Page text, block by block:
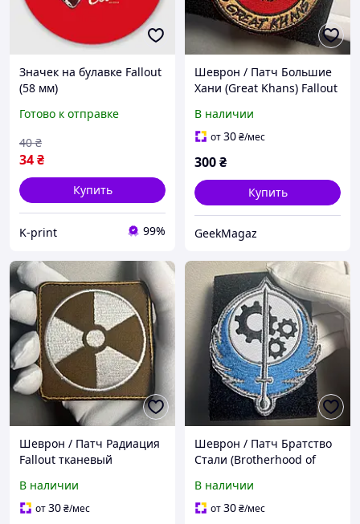
Значек на булавке Fallout
(58 мм)
Готово к отправке
34₴
40 ₴
Купить
K-print 99%
Шеврон / Патч Большие
Хани (Great Khans) Fallout
одежды и рюкзаков
В наличии
от30₴/мес
300₴
Купить
GeekMagaz
Шеврон / Патч Радиация
Fallout тканевый
значок для одежды и
рюкзаков
В наличии
от30₴/мес
Шеврон / Патч Братство
Стали (Brotherhood of
значок для одежды и
рюкзаков
В наличии
от30₴/мес